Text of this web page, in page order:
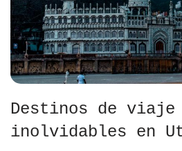
Destinos de viaje
inolvidables en